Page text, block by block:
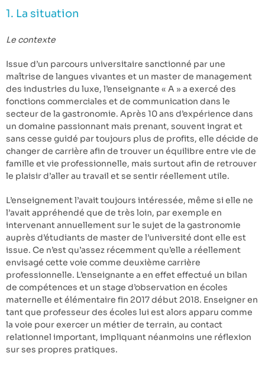
1. La situation
Le contexte
Issue d’un parcours universitaire sanctionné par une
maîtrise de langues vivantes et un master de management
des industries du luxe, l’enseignante « A » a exercé des
fonctions commerciales et de communication dans le
secteur de la gastronomie. Après 10 ans d’expérience dans
un domaine passionnant mais prenant, souvent ingrat et
sans cesse guidé par toujours plus de profits, elle décide de
changer de carrière afin de trouver un équilibre entre vie de
famille et vie professionnelle, mais surtout afin de retrouver
le plaisir d’aller au travail et se sentir réellement utile.
L’enseignement l’avait toujours intéressée, même si elle ne
l’avait appréhendé que de très loin, par exemple en
intervenant annuellement sur le sujet de la gastronomie
auprès d’étudiants de master de l’université dont elle est
issue. Ce n’est qu’assez récemment qu’elle a réellement
envisagé cette voie comme deuxième carrière
professionnelle. L’enseignante a en effet effectué un bilan
de compétences et un stage d’observation en écoles
maternelle et élémentaire fin 2017 début 2018. Enseigner en
tant que professeur des écoles lui est alors apparu comme
la voie pour exercer un métier de terrain, au contact
relationnel important, impliquant néanmoins une réflexion
sur ses propres pratiques.